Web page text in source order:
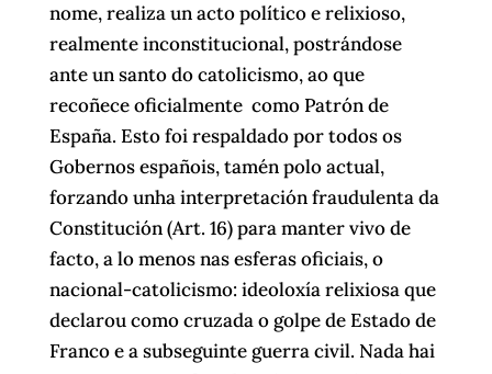
nome, realiza un acto político e relixioso,
realmente inconstitucional, postrándose
ante un santo do catolicismo, ao que
recoñece oficialmente como Patrón de
España. Esto foi respaldado por todos os
Gobernos españois, tamén polo actual,
forzando unha interpretación fraudulenta da
Constitución (Art. 16) para manter vivo de
facto, a lo menos nas esferas oficiais, o
nacional-catolicismo: ideoloxía relixiosa que
declarou como cruzada o golpe de Estado de
Franco e a subseguinte guerra civil. Nada hai